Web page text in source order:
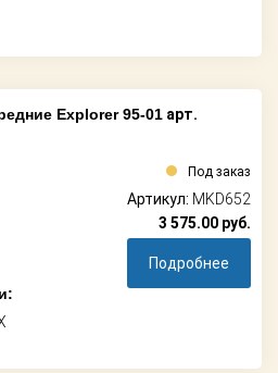
Explorer 95-01 арт.
Под заказ
Артикул: MKD652
3 575.00 руб.
Подробнее